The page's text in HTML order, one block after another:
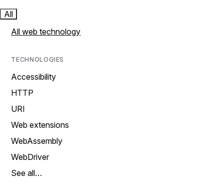
All
All web technology
TECHNOLOGIES
Accessibility
HTTP
URI
Web extensions
WebAssembly
WebDriver
See all…